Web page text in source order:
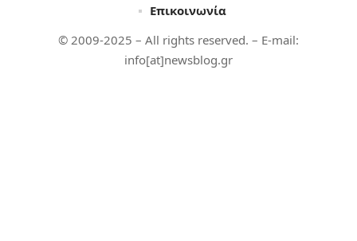
© 2009-2025 – All rights reserved. – E-mail:
info[at]newsblog.gr
Επικοινωνία